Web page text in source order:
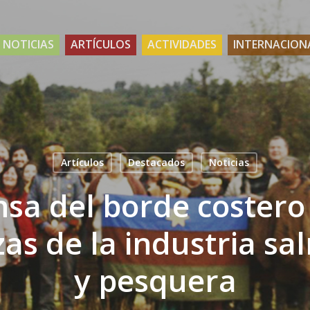
NOTICIAS ARTÍCULOS ACTIVIDADES
Artículos Destacados Noticias
del borde
de la industria
y pesquera